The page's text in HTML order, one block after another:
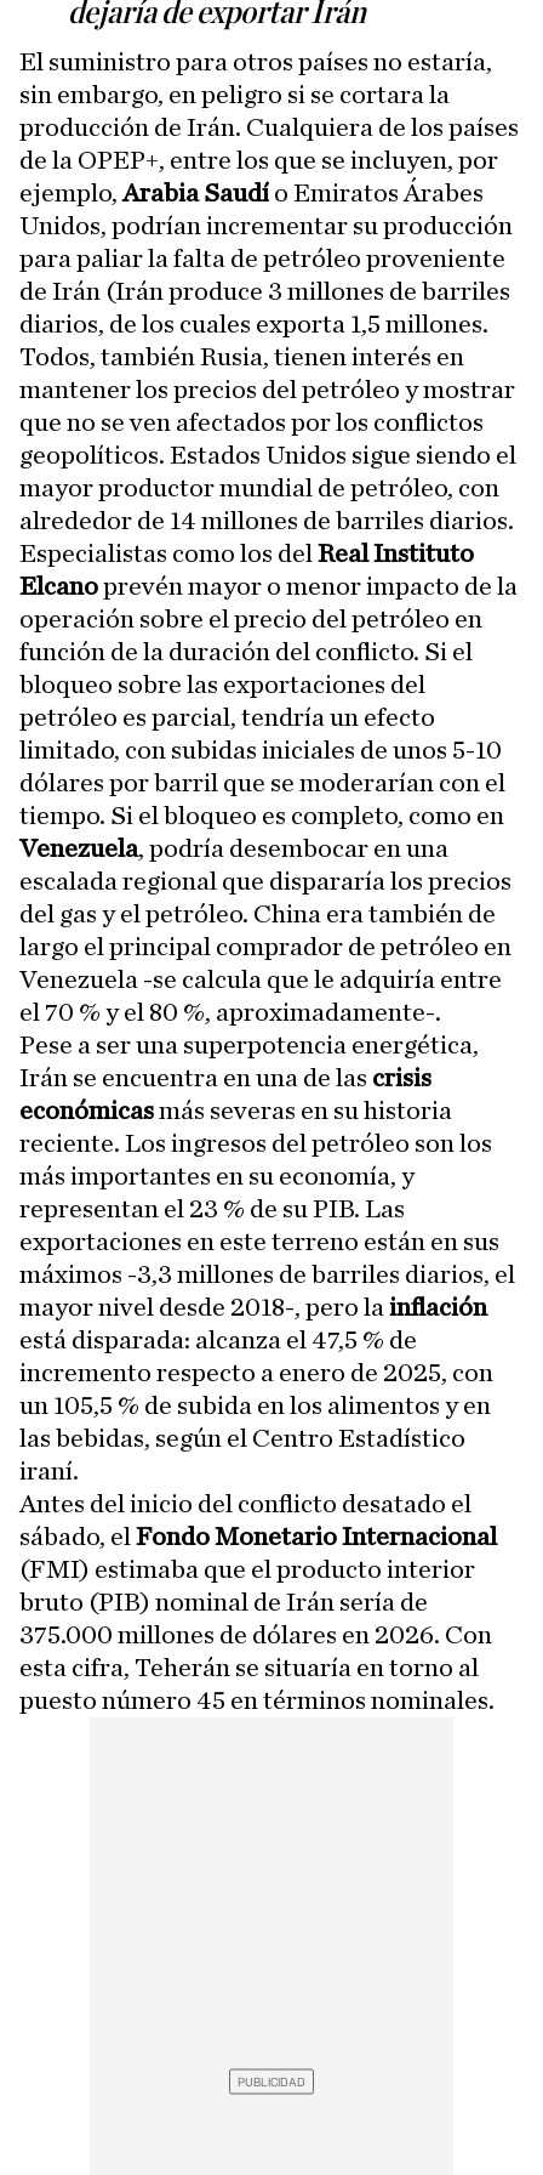
dejaría de exportar Irán
El suministro para otros países no estaría,
sin embargo, en peligro si se cortara la
producción de Irán. Cualquiera de los países
de la OPEP+, entre los que se incluyen, por
ejemplo,Arabia Saudí o Emiratos Árabes
Unidos, podrían incrementar su producción
para paliar la falta de petróleo proveniente
de Irán (Irán produce 3 millones de barriles
diarios, de los cuales exporta 1,5 millones.
Todos, también Rusia, tienen interés en
mantener los precios del petróleo y mostrar
que no se ven afectados por los conflictos
geopolíticos. Estados Unidos sigue siendo el
mayor productor mundial de petróleo, con
alrededor de 14 millones de barriles diarios.
Especialistas como los del Real Instituto
Elcanoprevén mayor o menor impacto de la
operación sobre el precio del petróleo en
función de la duración del conflicto. Si el
bloqueo sobre las exportaciones del
petróleo es parcial, tendría un efecto
limitado, con subidas iniciales de unos 5-10
dólares por barril que se moderarían con el
tiempo. Si el bloqueo es completo, como en
Venezuela, podría desembocar en una
escalada regional que dispararía los precios
del gas y el petróleo. China era también de
largo el principal comprador de petróleo en
Venezuela -se calcula que le adquiría entre
el 70 % y el 80 %, aproximadamente-.
Pese a ser una superpotencia energética,
Irán se encuentra en una de las crisis
económicasmás severas en su historia
reciente. Los ingresos del petróleo son los
más importantes en su economía, y
representan el 23 % de su PIB. Las
exportaciones en este terreno están en sus
máximos -3,3 millones de barriles diarios, el
mayor nivel desde 2018-, pero la inflación
está disparada: alcanza el 47,5 % de
incremento respecto a enero de 2025, con
un 105,5 % de subida en los alimentos y en
las bebidas, según el Centro Estadístico
iraní.
Antes del inicio del conflicto desatado el
sábado, el Fondo Monetario Internacional
(FMI) estimaba que el producto interior
bruto (PIB) nominal de Irán sería de
375.000 millones de dólares en 2026. Con
esta cifra, Teherán se situaría en torno al
puesto número 45 en términos nominales.